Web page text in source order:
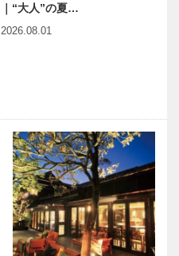
｜“大人”の夏…
2026.08.01